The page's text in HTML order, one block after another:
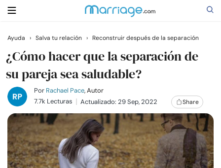
Buscar
Casarse
Relaciones
Familia
Ayuda › Salva tu relación › Reconstruir después de la separación
¿Cómo hacer que la separación de
su pareja sea saludable?
Por Rachael Pace, Autor
7.7k Lecturas
Actualizado: 29 Sep, 2022 Share